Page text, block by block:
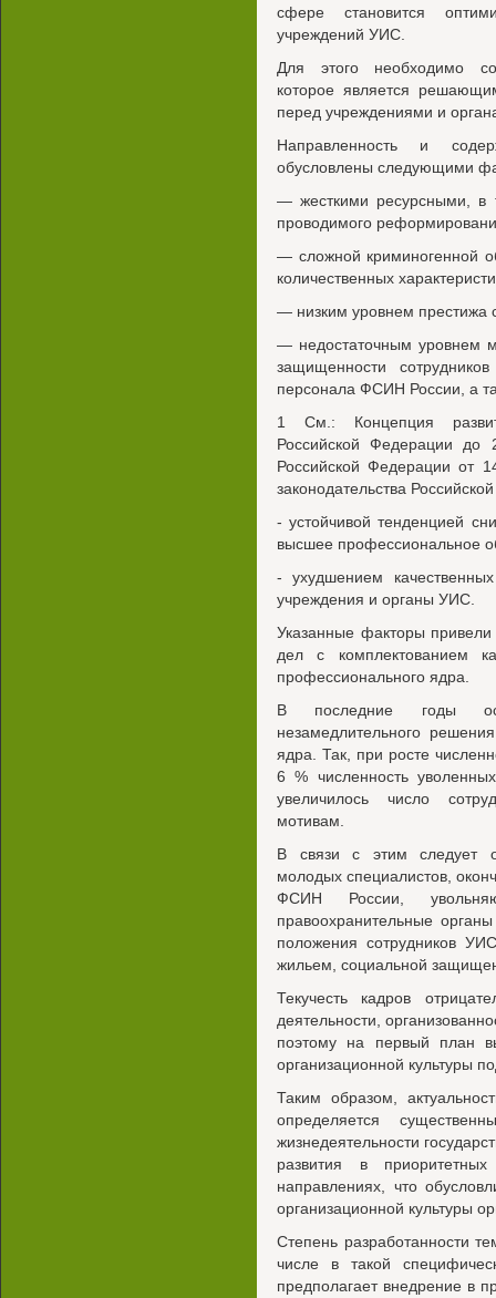
сфере становится
учреждений УИС.
Для этого необходимо
которое является
перед учреждениями и
Направленность и
обусловлены следующими
— жесткими ресурсными, в
проводимого
— сложной криминогенной
количественных
— низким уровнем престижа
— недостаточным уровнем
защищенности
персонала ФСИН России, а
1 См.: Концепция
Российской Федерации до
Российской Федерации от
законодательства
- устойчивой тенденцией
высшее профессиональное
- ухудшением
учреждения и органы УИС.
Указанные факторы
дел с комплектованием
профессионального ядра.
В последние годы
незамедлительного
ядра. Так, при росте
6 % численность
увеличилось число
мотивам.
В связи с этим следует
молодых специалистов,
ФСИН России,
правоохранительные
положения сотрудников
жильем, социальной
Текучесть кадров
деятельности,
поэтому на первый план
организационной культуры
Таким образом,
определяется
жизнедеятельности
развития в
направлениях, что
организационной культуры
Степень разработанности
числе в такой
предполагает внедрение в